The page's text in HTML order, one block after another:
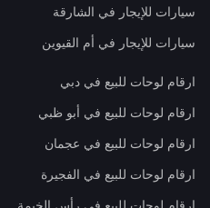
سيارات للإيجار في الشارقة
سيارات للإيجار في أم القيوين
ارقام لوحات للبيع في دبي
ارقام لوحات للبيع في أبو ظبي
ارقام لوحات للبيع في عجمان
ارقام لوحات للبيع في الفجيرة